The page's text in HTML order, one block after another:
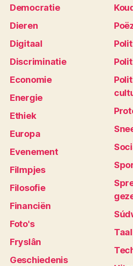
Democratie
Dieren
Digitaal
Discriminatie
Economie
Energie
Ethiek
Europa
Evenement
Filmpjes
Filosofie
Financiën
Foto's
Fryslân
Geschiedenis
Taal